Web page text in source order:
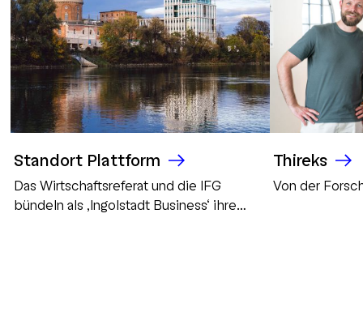
Standort Plattform
Das Wirtschaftsreferat und die IFG
bündeln als ‚Ingolstadt Business‘ ihre
Thireks
Von der